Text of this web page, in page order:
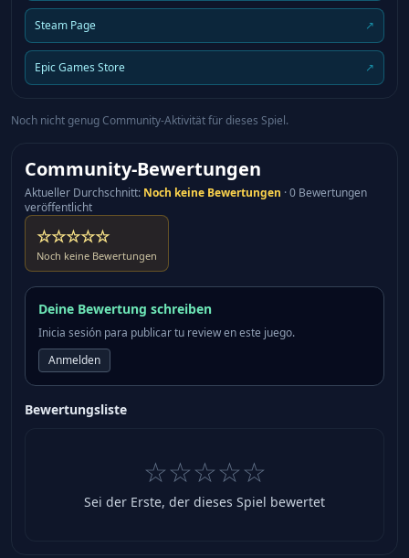
Steam Page ↗
Epic Games Store ↗
Noch nicht genug Community-Aktivität für dieses Spiel.
Community-Bewertungen
Aktueller Durchschnitt: Noch keine Bewertungen ·0 Bewertungen
veröffentlicht
☆☆☆☆☆
Noch keine Bewertungen
Deine Bewertung schreiben
Inicia sesión para publicar tu review en este juego.
Anmelden
Bewertungsliste
☆☆☆☆☆
Sei der Erste, der dieses Spiel bewertet